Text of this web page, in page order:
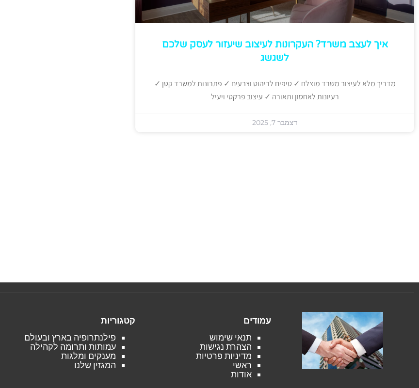
איך לעצב משרד? העקרונות לעיצוב שיעזור לעסק שלכם
לשגשג
מדריך מלא לעיצוב משרד מוצלח ✓ טיפים לריהוט וצבעים ✓ פתרונות למשרד קטן ✓
רעיונות לאחסון ותאורה ✓ עיצוב פרקטי ויעיל
דצמבר 7, 2025
עמודים
תנאי שימוש
הצהרת נגישות
מדיניות פרטיות
ראשי
אודות
קטגוריות
פילנתרופיה בארץ ובעולם
עמותות ותרומה לקהילה
מענקים ומלגות
המגזין שלנו